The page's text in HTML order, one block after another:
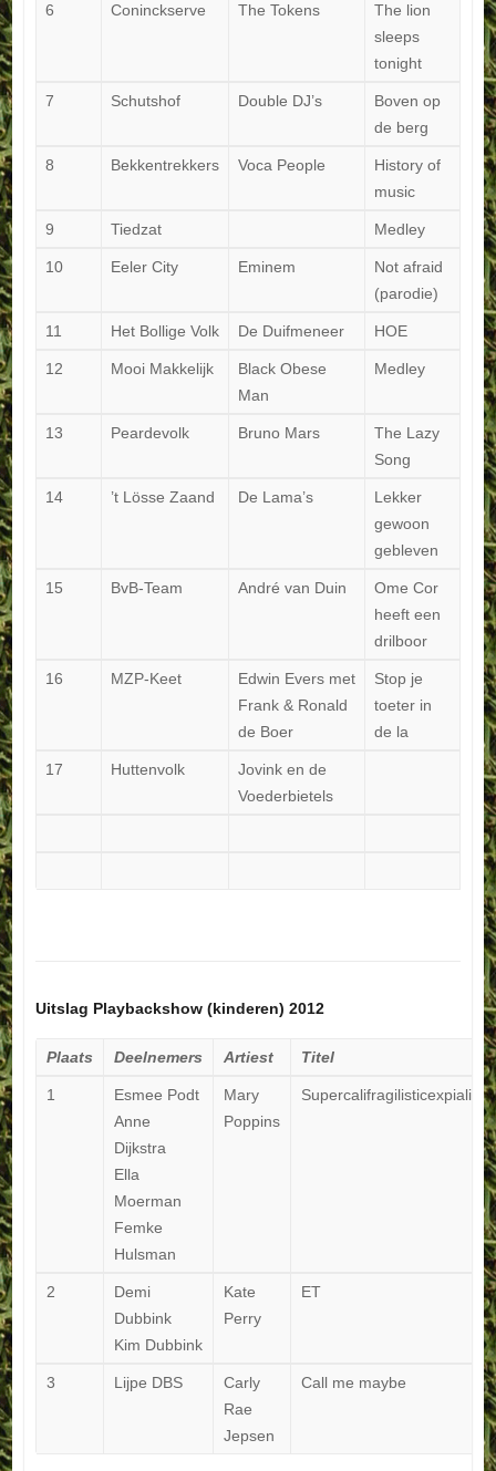
6 Coninckserve The Tokens
The lion
sleeps
tonight
7 Schutshof Double DJ’s
Boven op
de berg
8 Bekkentrekkers Voca People
History of
music
9 Tiedzat Medley
10 Eeler City Eminem
Not afraid
(parodie)
11 Het Bollige Volk De Duifmeneer HOE
12 Mooi Makkelijk
Black Obese
Man
Medley
13 Peardevolk Bruno Mars
The Lazy
Song
14 ’t Lösse Zaand De Lama’s
Lekker
gewoon
gebleven
15 BvB-Team André van Duin
Ome Cor
heeft een
drilboor
16 MZP-Keet
Edwin Evers met
Frank & Ronald
de Boer
Stop je
toeter in
de la
17 Huttenvolk
Jovink en de
Voederbietels
Uitslag Playbackshow (kinderen) 2012
Plaats Deelnemers Artiest Titel
1
Esmee Podt
Anne
Dijkstra
Ella
Moerman
Femke
Hulsman
Mary
Poppins
2
Demi
Dubbink
Kim Dubbink
Kate
Perry
ET
3 Lijpe DBS
Carly
Rae
Jepsen
Call me maybe